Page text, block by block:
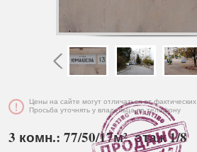
Цены на сайте могут отличаться от фактических
Просьба уточнять у владельца по телефону
3 комн.: 77/50/17м², этаж 1/8